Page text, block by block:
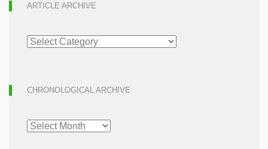
ARTICLE ARCHIVE
ARTICLE
ARCHIVE
CHRONOLOGICAL ARCHIVE
CHRONOLOGICAL
ARCHIVE